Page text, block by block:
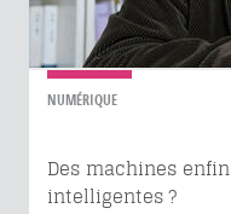
NUMÉRIQUE
Des machines enfin
intelligentes ?